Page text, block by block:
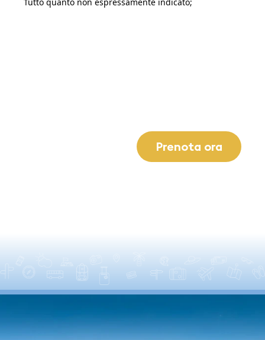
Prenota ora